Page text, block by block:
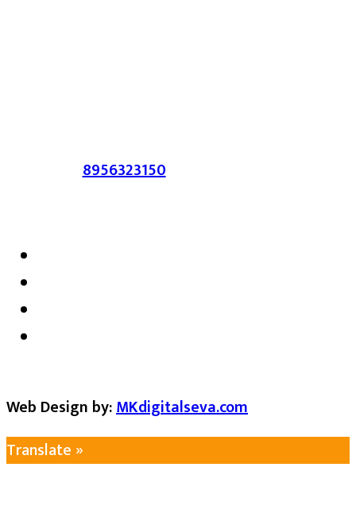
संपर्क :-8956323150/ ईमेल :-
Web Design by:MKdigitalseva.com
Translate »